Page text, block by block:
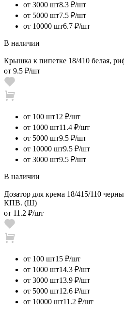
от 3000 шт8.3 ₽/шт
от 5000 шт7.5 ₽/шт
от 10000 шт6.7 ₽/шт
В наличии
Крышка к пипетке 18/410 белая,
от 9.5 ₽/шт
от 100 шт12 ₽/шт
от 1000 шт11.4 ₽/шт
от 5000 шт9.5 ₽/шт
от 10000 шт9.5 ₽/шт
от 3000 шт9.5 ₽/шт
В наличии
Дозатор для крема 18/415/110
КПВ. (Ш)
от 11.2 ₽/шт
от 100 шт15 ₽/шт
от 1000 шт14.3 ₽/шт
от 3000 шт13.9 ₽/шт
от 5000 шт12.6 ₽/шт
от 10000 шт11.2 ₽/шт